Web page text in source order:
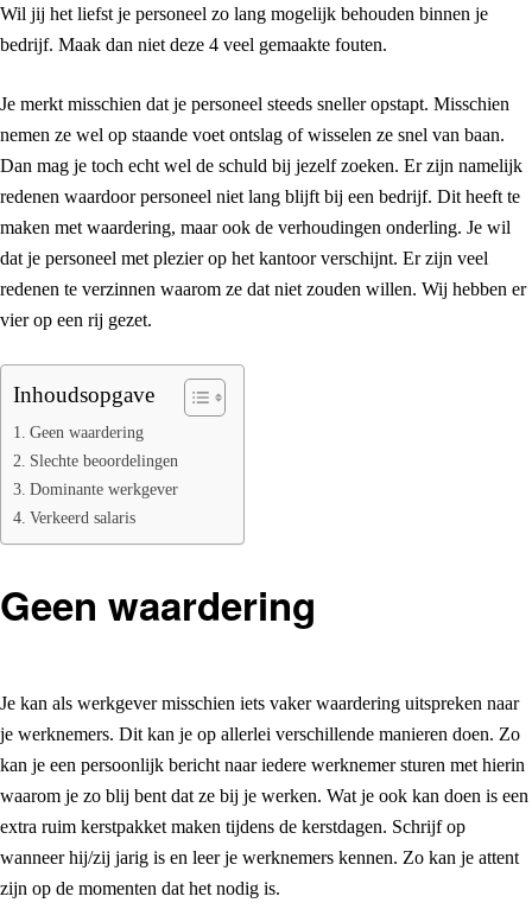
Wil jij het liefst je personeel zo lang mogelijk behouden binnen je
bedrijf. Maak dan niet deze 4 veel gemaakte fouten.
Je merkt misschien dat je personeel steeds sneller opstapt. Misschien
nemen ze wel op staande voet ontslag of wisselen ze snel van baan.
Dan mag je toch echt wel de schuld bij jezelf zoeken. Er zijn namelijk
redenen waardoor personeel niet lang blijft bij een bedrijf. Dit heeft te
maken met waardering, maar ook de verhoudingen onderling. Je wil
dat je personeel met plezier op het kantoor verschijnt. Er zijn veel
redenen te verzinnen waarom ze dat niet zouden willen. Wij hebben er
vier op een rij gezet.
Inhoudsopgave
Geen waardering
Slechte beoordelingen
Dominante werkgever
Verkeerd salaris
Geen waardering
Je kan als werkgever misschien iets vaker waardering uitspreken naar
je werknemers. Dit kan je op allerlei verschillende manieren doen. Zo
kan je een persoonlijk bericht naar iedere werknemer sturen met hierin
waarom je zo blij bent dat ze bij je werken. Wat je ook kan doen is een
extra ruim kerstpakket maken tijdens de kerstdagen. Schrijf op
wanneer hij/zij jarig is en leer je werknemers kennen. Zo kan je attent
zijn op de momenten dat het nodig is.